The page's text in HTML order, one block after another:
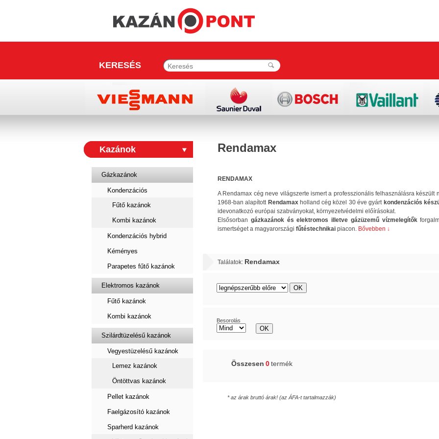
KERESÉS
Kazánok
Gázkazánok
Kondenzációs
Fűtő kazánok
Kombi kazánok
Kondenzációs hybrid
Kéményes
Parapetes fűtő kazánok
Elektromos kazánok
Fűtő kazánok
Kombi kazánok
Szilárdtüzelésű kazánok
Vegyestüzelésű kazánok
Lemez kazánok
Öntöttvas kazánok
Pellet kazánok
Faelgázosító kazánok
Sparherd kazánok
Rendamax
RENDAMAX
A Rendamax cég neve világszerte ismert a professzionális felhasználásra készült
1968-ban alapított Rendamaxholland cég közel 30 éve gyárt kondenzációs
idevonatkozó európai szabványokat, környezetvédelmi előírásokat.
Elsősorban gázkazánok és elektromos illetve gázüzemű vízmelegítők
ismertséget a magyarországi fűtéstechnikai piacon. Bővebben ↓
Találatok: Rendamax
rács lista
Besorolás
Összesen 0 termék
* az árak bruttó árak! (az ÁFA-t tartalmazzák)